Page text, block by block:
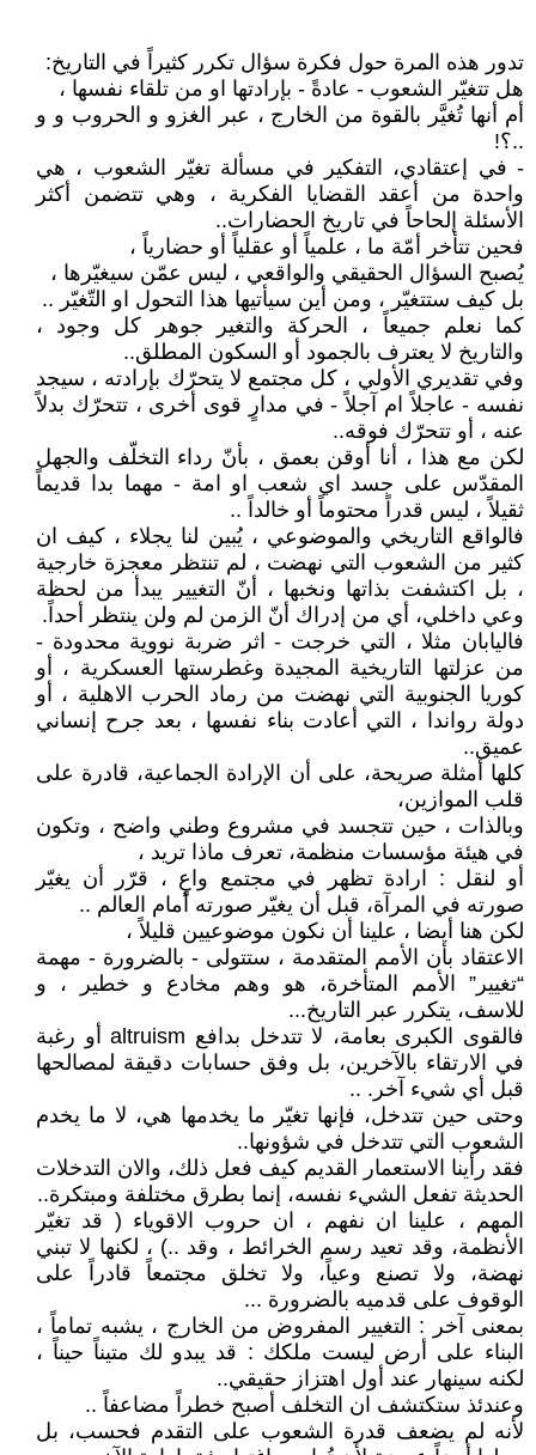
تدور هذه المرة حول فكرة سؤال تكرر كثيراً في التاريخ:
هل تتغيّر الشعوب - عادةً - بإرادتها او من تلقاء نفسها ،
أم أنها تُغيَّر بالقوة من الخارج ، عبر الغزو و الحروب و و
..؟!
- في إعتقادي، التفكير في مسألة تغيّر الشعوب ، هي
واحدة من أعقد القضايا الفكرية ، وهي تتضمن أكثر
الأسئلة إلحاحاً في تاريخ الحضارات..
فحين تتأخر أمّة ما ، علمياً أو عقلياً أو حضارياً ،
يُصبح السؤال الحقيقي والواقعي ، ليس عمّن سيغيّرها ،
بل كيف ستتغيّر ، ومن أين سيأتيها هذا التحول او التّغيّر ..
كما نعلم جميعاً ، الحركة والتغير جوهر كل وجود ،
والتاريخ لا يعترف بالجمود أو السكون المطلق..
وفي تقديري الأولي ، كل مجتمع لا يتحرّك بإرادته ، سيجد
نفسه - عاجلاً ام آجلاً - في مدارٍ قوى أخرى ، تتحرّك بدلاً
عنه ، أو تتحرّك فوقه..
لكن مع هذا ، أنا أوقن بعمق ، بأنّ رداء التخلّف والجهل
المقدّس على جسد اي شعب او امة - مهما بدا قديماً
ثقيلاً ، ليس قدراً محتوماً أو خالداً ..
فالواقع التاريخي والموضوعي ، يُبين لنا يجلاء ، كيف ان
كثير من الشعوب التي نهضت ، لم تنتظر معجزة خارجية
، بل اكتشفت بذاتها ونخبها ، أنّ التغيير يبدأ من لحظة
وعي داخلي، أي من إدراك أنّ الزمن لم ولن ينتظر أحداً.
فاليابان مثلا ، التي خرجت - اثر ضربة نووية محدودة -
من عزلتها التاريخية المجيدة وغطرستها العسكرية ، أو
كوريا الجنوبية التي نهضت من رماد الحرب الاهلية ، أو
دولة رواندا ، التي أعادت بناء نفسها ، بعد جرح إنساني
عميق..
كلها أمثلة صريحة، على أن الإرادة الجماعية، قادرة على
قلب الموازين،
وبالذات ، حين تتجسد في مشروع وطني واضح ، وتكون
في هيئة مؤسسات منظمة، تعرف ماذا تريد ،
أو لنقل : ارادة تظهر في مجتمع واعٍ ، قرّر أن يغيّر
صورته في المرآة، قبل أن يغيّر صورته أمام العالم ..
لكن هنا أيضا ، علينا أن نكون موضوعيين قليلاً ،
الاعتقاد بأن الأمم المتقدمة ، ستتولى - بالضرورة - مهمة
“تغيير” الأمم المتأخرة، هو وهم مخادع و خطير ، و
للاسف، يتكرر عبر التاريخ...
فالقوى الكبرى بعامة، لا تتدخل بدافع altruism أو رغبة
في الارتقاء بالآخرين، بل وفق حسابات دقيقة لمصالحها
قبل أي شيء آخر. ..
وحتى حين تتدخل، فإنها تغيّر ما يخدمها هي، لا ما يخدم
الشعوب التي تتدخل في شؤونها..
فقد رأينا الاستعمار القديم كيف فعل ذلك، والان التدخلات
الحديثة تفعل الشيء نفسه، إنما بطرق مختلفة ومبتكرة..
المهم ، علينا ان نفهم ، ان حروب الاقوياء ( قد تغيّر
الأنظمة، وقد تعيد رسم الخرائط ، وقد ..) ، لكنها لا تبني
نهضة، ولا تصنع وعياً، ولا تخلق مجتمعاً قادراً على
الوقوف على قدميه بالضرورة ...
بمعنى آخر : التغيير المفروض من الخارج ، يشبه تماماً ،
البناء على أرض ليست ملكك : قد يبدو لك متيناً حيناً ،
لكنه سينهار عند أول اهتزاز حقيقي..
وعندئذ ستكتشف ان التخلف أصبح خطراً مضاعفاً ..
لأنه لم يضعف قدرة الشعوب على التقدم فحسب، بل